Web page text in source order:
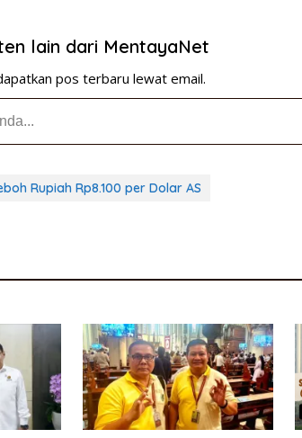
lain dari MentayaNet
pos terbaru lewat email.
Rupiah Rp8.100 per Dolar AS